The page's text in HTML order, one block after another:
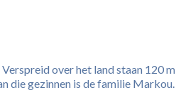
over het land staan 120
die gezinnen is de familie Markou.